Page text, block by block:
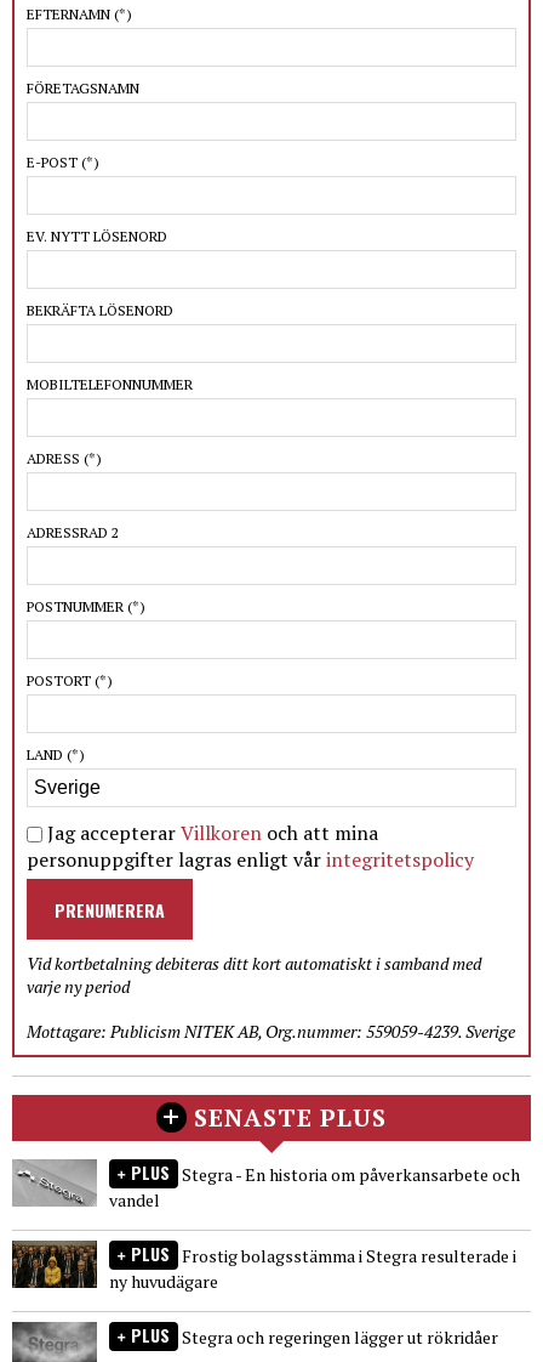
EFTERNAMN (*)
FÖRETAGSNAMN
E-POST (*)
EV. NYTT LÖSENORD
BEKRÄFTA LÖSENORD
MOBILTELEFONNUMMER
ADRESS (*)
ADRESSRAD 2
POSTNUMMER (*)
POSTORT (*)
LAND (*)
Jag accepterarVillkoren och att mina
personuppgifter lagras enligt vårintegritetspolicy
PRENUMERERA
Vid kortbetalning debiteras ditt kort automatiskt i samband med
varje ny period
Mottagare: Publicism NITEK AB, Org.nummer: 559059-4239. Sverige
SENASTE PLUS
PLUS Stegra - En historia om påverkansarbete och
vandel
PLUS Frostig bolagsstämma i Stegra resulterade i
ny huvudägare
PLUS Stegra och regeringen lägger ut rökridåer